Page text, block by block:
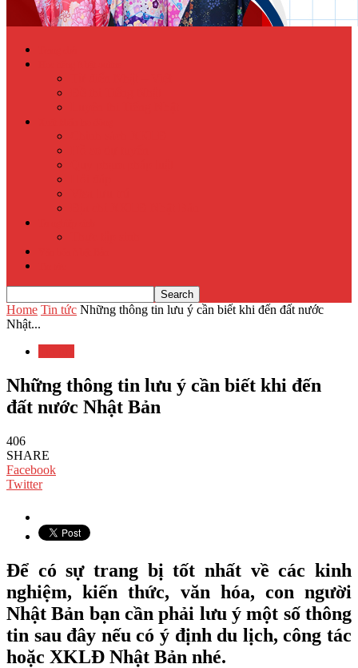
Home Tin tức Những thông tin lưu ý cần biết khi đến đất nước
Nhật...
Những thông tin lưu ý cần biết khi đến
đất nước Nhật Bản
406
SHARE
Facebook
Twitter
Để có sự trang bị tốt nhất về các kinh
nghiệm, kiến thức, văn hóa, con người
Nhật Bản bạn cần phải lưu ý một số thông
tin sau đây nếu có ý định du lịch, công tác
hoặc XKLĐ Nhật Bản nhé.